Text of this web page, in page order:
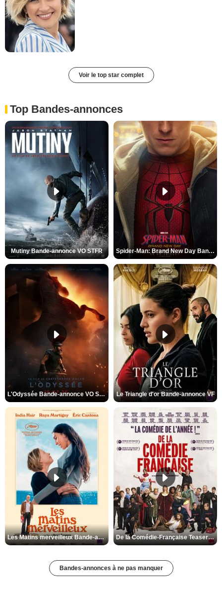
Voir le top star complet
Top Bandes-annonces
Mutiny Bande-annonce VO STFR Spider-Man: Brand New Day Bande-annonce VO STFR
L'Odyssée Bande-annonce VO STFR Le Triangle d'or Bande-annonce VF
Les Matins merveilleux Bande-annonce VF De la Comédie-Française Teaser VF
Bandes-annonces à ne pas manquer